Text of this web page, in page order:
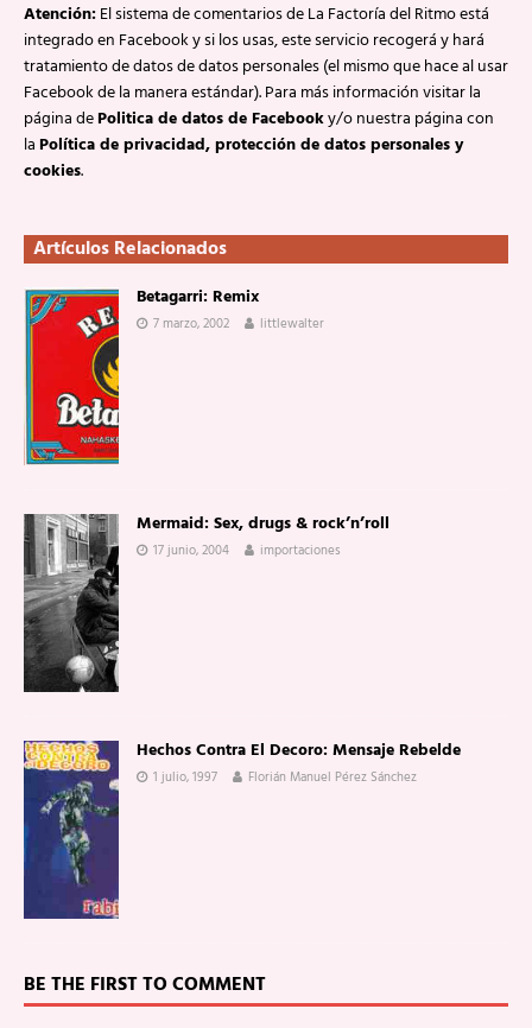
Atención:El sistema de comentarios de La Factoría del Ritmo está
integrado en Facebook y si los usas, este servicio recogerá y hará
tratamiento de datos de datos personales (el mismo que hace al usar
Facebook de la manera estándar). Para más información visitar la
página dePolitica de datos de Facebooky/o nuestra página con
laPolítica de privacidad, protección de datos personales y
cookies.
Artículos Relacionados
Betagarri: Remix
7 marzo, 2002 littlewalter
Mermaid: Sex, drugs & rock’n’roll
17 junio, 2004 importaciones
Hechos Contra El Decoro: Mensaje Rebelde
1 julio, 1997 Florián Manuel Pérez Sánchez
BE THE FIRST TO COMMENT